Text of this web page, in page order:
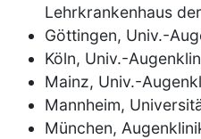
Lehrkrankenhaus
Göttingen, Univ.-
Köln, Univ.-
Mainz, Univ.-
Mannheim,
München,